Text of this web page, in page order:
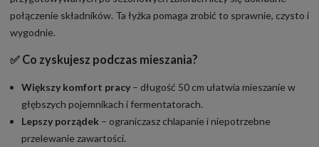
połączenie składników. Ta łyżka pomaga zrobić to sprawnie, czysto i
wygodnie.
✅ Co zyskujesz podczas mieszania?
Większy komfort pracy – długość 50 cm ułatwia mieszanie w
głębszych pojemnikach i fermentatorach.
Lepszy porządek – ograniczasz chlapanie i niepotrzebne
przelewanie zawartości.